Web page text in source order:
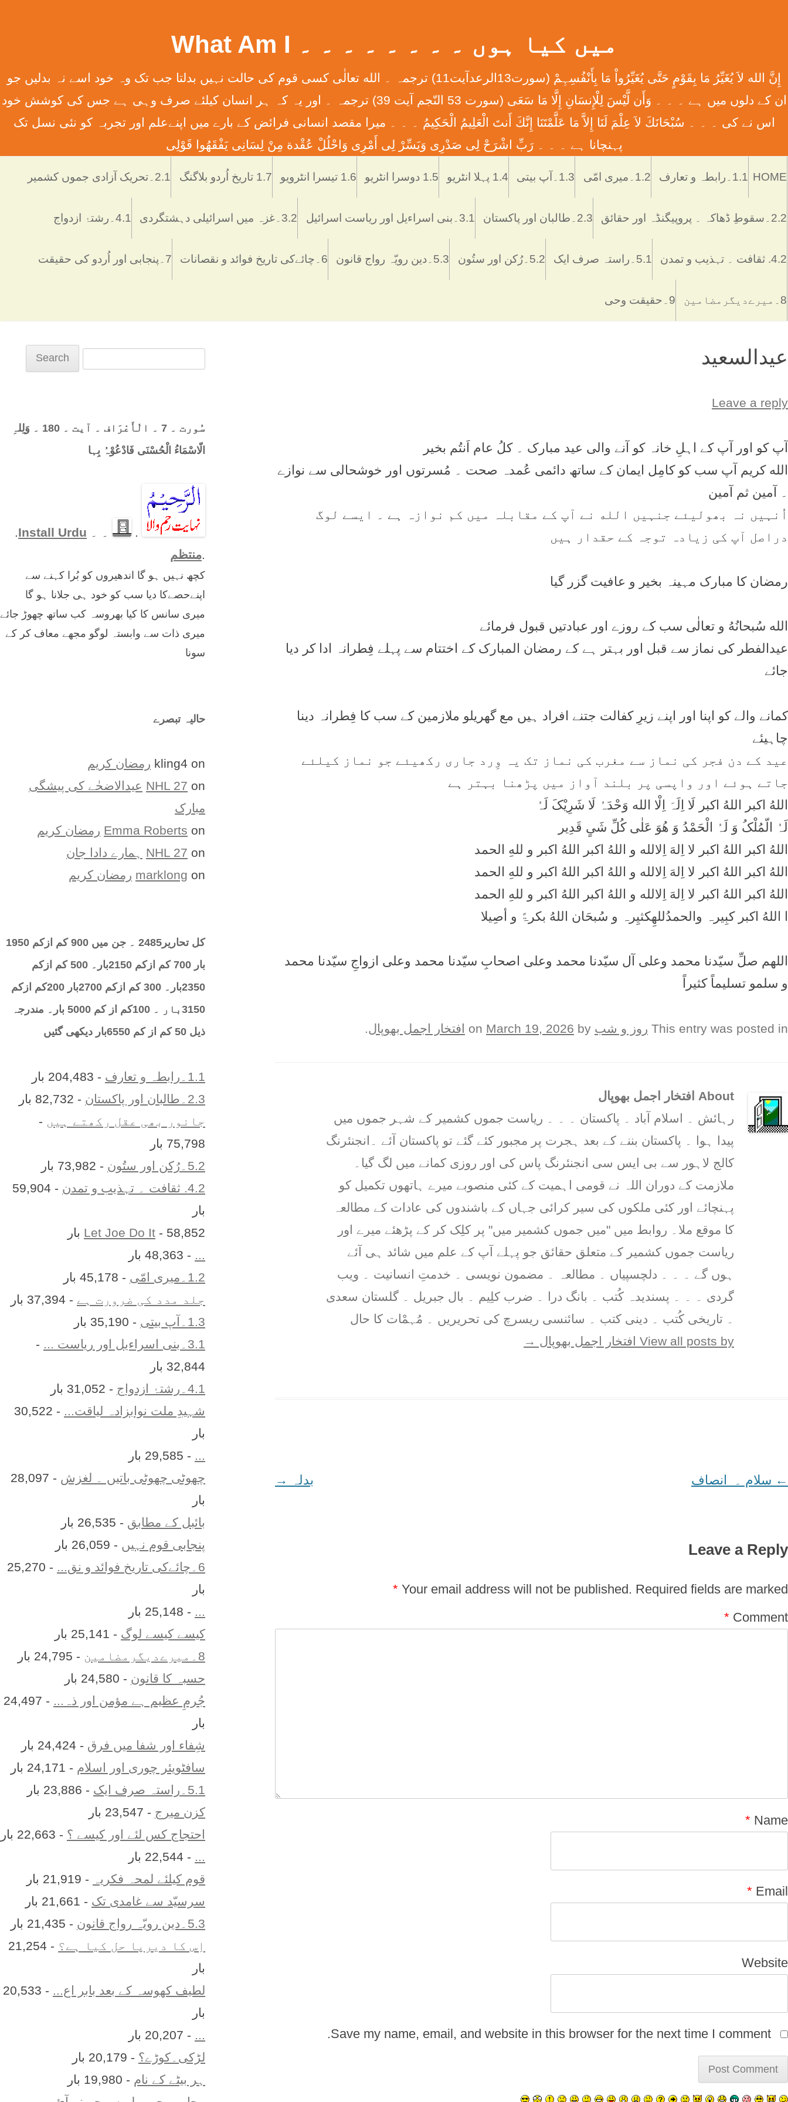
میں کیا ہوں ۔ ۔ ۔ ۔ ۔ ۔ ۔ ۔ What Am I
إِنَّ الله لاَ يُغَيِّرُ مَا بِقَوْمٍ حَتَّی يُغَيِّرُواْ مَا بِأَنْفُسِہِمْ (سورت13الرعدآیت11) ترجمہ ۔ الله تعالٰی کسی قوم کی حالت نہیں بدلتا جب تک وہ خود اسے نہ بدلیں جو
ان کے دلوں میں ہے ۔ ۔ ۔ وَأَن لَّيْسَ لِلْإِنسَانِ إِلَّا مَا سَعَی (سورت 53 النّجم آیت 39) ترجمہ ۔ اور یہ کہ ہر انسان کیلئے صرف وہی ہے جس کی کوشش خود
اس نے کی ۔ ۔ ۔ سُبْحَانَكَ لاَ عِلْمَ لَنَا إِلاَّ مَا عَلَّمْتَنَا إِنَّكَ أَنتَ الْعَلِيمُ الْحَكِيمُ ۔ ۔ ۔ ميرا مقصد انسانی فرائض کے بارے میں اپنےعلم اور تجربہ کو نئی نسل تک
پہنچانا ہے ۔ ۔ ۔ رَبِّ اشْرَحْ لِی صَدْرِی وَيَسِّرْ لِی أَمْرِی وَاحْلُلْ عُقْدة مِنْ لِسَانِی يَفْقَھُوا قَوْلِی
to
content
HOME 1.1۔رابطہ و تعارف 1.2۔میری امّی 1.3۔آپ بیتی 1.4 پہلا انٹریو 1.5 دوسرا انٹریو 1.6 تیسرا انٹرویو 1.7 تاریخ اُردو بلاگنگ 2.1۔تحریک آزادی جموں کشمیر
2.2۔سقوطِ ڈھاکہ ۔ پروپیگنڈہ اور حقائق 2.3۔طالبان اور پاکستان 3.1۔بنی اسراءیل اور ریاست اسرائیل 3.2۔غزہ ميں اسرائيلی دہشتگردی 4.1۔رشتۂ ازدواج
4.2. ثقافت ۔ تہذیب و تمدن 5.1۔راستہ صرف ایک 5.2۔رُکن اور ستُون 5.3۔دین رویّہ رواج قانون 6۔چائےکی تاریخ فوائد و نقصانات 7۔پنجابی اور اُردو کی حقیقت
8۔میرےدیگرمضامین 9۔حقیقت وحی
عیدالسعید
Leave a reply
آپ کو اور آپ کے اہلِ خانہ کو آنے والی عيد مبارک ۔ کلُ عام اَنتُم بخیر
الله کریم آپ سب کو کامِل ایمان کے ساتھ دائمی عُمدہ صحت ۔ مُسرتوں اور خوشحالی سے نوازے
۔ آمين ثم آمين
اُنہیں نہ بھولیئے جنہیں الله نے آپ کے مقابلہ میں کم نوازہ ہے ۔ ایسے لوگ
دراصل آپ کی زیادہ توجہ کے حقدار ہیں
رمضان کا مبارک مہینہ بخیر و عافیت گزر گیا
الله سُبحانُهُ و تعالٰی سب کے روزے اور عبادتيں قبول فرمائے
عیدالفطر کی نماز سے قبل اور بہتر ہے کے رمضان المبارک کے اختتام سے پہلے فِطرانہ ادا کر دیا
جائے
کمانے والے کو اپنا اور اپنے زیرِ کفالت جتنے افراد ہیں مع گھریلو ملازمین کے سب کا فِطرانہ دینا
چاہیئے
عید کے دن فجر کی نماز سے مغرب کی نماز تک یہ وِرد جاری رکھیئے جو نماز کیلئے
جاتے ہوئے اور واپسی پر بلند آواز میں پڑھنا بہتر ہے
اللهُ اکبر اللهُ اکبر لَا اِلَہَ اِلْا الله وَحْدَہُ لَا شَرِیْکَ لَہُ
لَہُ الّمُلْکُ وَ لَہُ الْحَمْدُ وَ ھُوَ عَلٰی کُلِّ شَیٍ قَدِیر
اللهُ اکبر اللهُ اکبر لا اِلهَ اِلالله و اللهُ اکبر اللهُ اکبر و للهِ الحمد
اللهُ اکبر اللهُ اکبر لا اِلهَ اِلالله و اللهُ اکبر اللهُ اکبر و للهِ الحمد
اللهُ اکبر اللهُ اکبر لا اِلهَ اِلالله و اللهُ اکبر اللهُ اکبر و للهِ الحمد
ا اللهُ اکبر کبِیرہ والحمدُللهِکثیِرہ و سُبحَان اللهُ بکرۃً و أصِیلا
اللهم صلِّ سيّدنا محمد وعلى آل سيّدنا محمد وعلى اصحابِ سيّدنا محمد وعلى ازواجِ سيّدنا محمد
و سلمو تسلیماً کثیراً
This entry was posted in روز و شب March 19, 2026 by افتخار اجمل بھوپال
About افتخار اجمل بھوپال
رہائش ۔ اسلام آباد ۔ پاکستان ۔ ۔ ۔ ریاست جموں کشمیر کے شہر جموں میں
پیدا ہوا ۔ پاکستان بننے کے بعد ہجرت پر مجبور کئے گئے تو پاکستان آئے ۔انجنئرنگ
کالج لاہور سے بی ایس سی انجنئرنگ پاس کی اور روزی کمانے میں لگ گیا۔
ملازمت کے دوران اللہ نے قومی اہمیت کے کئی منصوبے میرے ہاتھوں تکمیل کو
پہنچائے اور کئی ملکوں کی سیر کرائی جہاں کے باشندوں کی عادات کے مطالعہ
کا موقع ملا۔ روابط میں "میں جموں کشمیر میں" پر کلِک کر کے پڑھئے میرے اور
ریاست جموں کشمیر کے متعلق حقائق جو پہلے آپ کے علم میں شائد ہی آئے
ہوں گے ۔ ۔ ۔ دلچسپیاں ۔ مطالعہ ۔ مضمون نویسی ۔ خدمتِ انسانیت ۔ ویب
گردی ۔ ۔ ۔ پسندیدہ کُتب ۔ بانگ درا ۔ ضرب کلِیم ۔ بال جبریل ۔ گلستان سعدی
۔ تاریخی کُتب ۔ دینی کتب ۔ سائنسی ریسرچ کی تحریریں ۔ مُہمْات کا حال
View all posts by افتخار اجمل بھوپال
→
Post
← سلام ۔ انصاف بدلہ →
Leave a Reply
Your email address will not be published. Required fields are marked
*
Comment
*
Name
*
Email
*
Website
Save my name, email, and website in this browser for the next time I comment.
سُورت ۔ 7 ۔ الْأَعْرَاف ۔ آیت ۔ 180 ۔ وَلِلہِ
الّاسْمَاءُ الْحُسْنَی فَادْعُوْہُ بِہا
. ۔ ۔ Install Urdu
.
.منتظم
کچھ نہیں ہو گا اندھیروں کو بُرا کہنے سے
اپنےحصےکا دیا سب کو خود ہی جلانا ہو گا
میری سانس کا کیا بھروسہ کب ساتھ چھوڑ جائے
میری ذات سے وابستہ لوگو مجھے معاف کر کے
سونا
حالیہ تبصرے
kling4 on
رمضان کریم
NHL 27 on
عیدالاضحٰے کی پیشگی
مبارک
Emma Roberts on
رمضان کریم
NHL 27 on
ہمارے دادا جان
marklong on رمضان کریم
کل تحارير2485 ۔ جن میں 900 کم ازکم 1950
بار 700 کم ازکم 2150بار۔ 500 کم ازکم
2350بار۔ 300 کم ازکم 2700بار 200کم ازکم
3150بار ۔ 100کم از کم 5000 بار۔ مندرجہ
ذیل 50 کم از کم 6550بار دیکھی گئیں
1.1۔رابطہ و تعارف
- 204,483 بار
2.3۔طالبان اور پاکستان
- 82,732 بار
جانور بھی عقل رکھتے ہیں
-
75,798 بار
5.2۔رُکن اور ستُون
- 73,982 بار
4.2. ثقافت ۔ تہذیب و تمدن
- 59,904
بار
Let Joe Do It - 58,852 بار
- 48,363 بار
1.2۔میری امّی
- 45,178 بار
جلد مدد کی ضرورت ہے - 37,394 بار
1.3۔آپ بیتی
- 35,190 بار
3.1۔بنی اسراءیل اور ریاست ...
-
32,844 بار
4.1۔رشتۂ ازدواج
- 31,052 بار
شہیدِ ملت نوابزادہ لیاقت...
- 30,522
بار
- 29,585 بار
چھوٹی چھوٹی باتیں ۔ لغزش
- 28,097
بار
بائبل کے مطابق - 26,535 بار
پنجابی قوم نہیں - 26,059 بار
6۔چائےکی تاریخ فوائد و نق...
- 25,270
بار
- 25,148 بار
کیسے کیسے لوگ - 25,141 بار
8۔میرےدیگرمضامین
- 24,795 بار
حسبہ کا قانون - 24,580 بار
جُرمِ عظیم ہے مؤمن اور ذہ...
- 24,497
بار
شِفاء اور شفا میں فرق - 24,424 بار
سافٹویئر چوری اور اسلام - 24,171 بار
5.1۔راستہ صرف ایک
- 23,886 بار
کزن ميرج - 23,547 بار
احتجاج کس لئے اور کیسے ؟ - 22,663 بار
- 22,544 بار
قوم کیلئے لمحہ فکریہ
- 21,919 بار
سرسیّد سے غامدی تک - 21,661 بار
5.3۔دین رویّہ رواج قانون
- 21,435 بار
اِس کا ديرپا حل کيا ہے؟
- 21,254
بار
لطیف کھوسہ کے بعد بابر اع...
- 20,533
بار
- 20,207 بار
لڑکی۔کوڑے؟ - 20,179 بار
ہر بيٹے کے نام - 19,980 بار